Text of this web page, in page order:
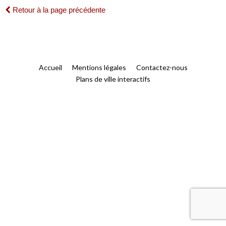
Retour à la page précédente
Accueil Mentions légales
Contactez-nous
Plans de ville interactifs